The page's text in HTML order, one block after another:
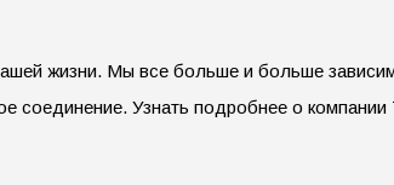
жизни. Мы все больше и больше
соединение. Узнать подробнее о